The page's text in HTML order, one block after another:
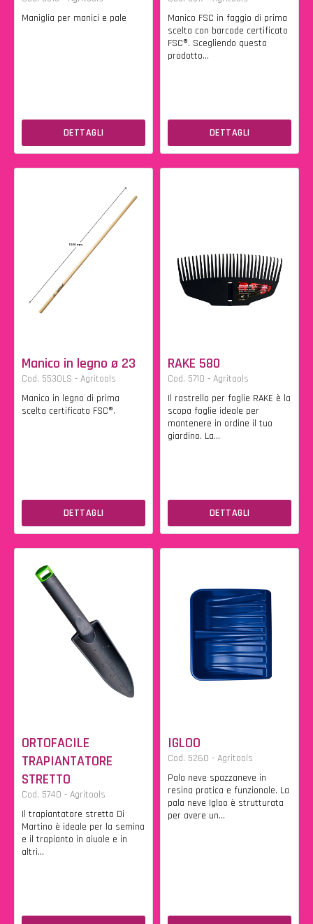
Maniglia per manici e pale
DETTAGLI
Manico FSC in faggio di prima
scelta con barcode certificato
FSC®. Scegliendo questo
prodotto...
DETTAGLI
Manico in legno ø 23
Cod. 5530LS - Agritools
Manico in legno di prima
scelta certificato FSC®.
DETTAGLI
RAKE 580
Cod. 5710 - Agritools
Il rastrello per foglie RAKE è la
scopa foglie ideale per
mantenere in ordine il tuo
giardino. La...
DETTAGLI
ORTOFACILE
TRAPIANTATORE
STRETTO
Cod. 5740 - Agritools
Il trapiantatore stretto Di
Martino è ideale per la semina
e il trapianto in aiuole e in
altri...
IGLOO
Cod. 5260 - Agritools
Pala neve spazzaneve in
resina pratica e funzionale. La
pala neve Igloo è strutturata
per avere un...